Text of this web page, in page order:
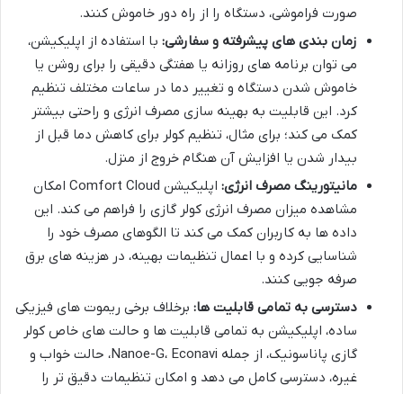
صورت فراموشی، دستگاه را از راه دور خاموش کنند.
زمان بندی های پیشرفته و سفارشی: با استفاده از اپلیکیشن،
می توان برنامه های روزانه یا هفتگی دقیقی را برای روشن یا
خاموش شدن دستگاه و تغییر دما در ساعات مختلف تنظیم
کرد. این قابلیت به بهینه سازی مصرف انرژی و راحتی بیشتر
کمک می کند؛ برای مثال، تنظیم کولر برای کاهش دما قبل از
بیدار شدن یا افزایش آن هنگام خروج از منزل.
مانیتورینگ مصرف انرژی:
اپلیکیشن Comfort Cloud امکان
مشاهده میزان مصرف انرژی کولر گازی را فراهم می کند. این
داده ها به کاربران کمک می کند تا الگوهای مصرف خود را
شناسایی کرده و با اعمال تنظیمات بهینه، در هزینه های برق
صرفه جویی کنند.
دسترسی به تمامی قابلیت ها: برخلاف برخی ریموت های فیزیکی
ساده، اپلیکیشن به تمامی قابلیت ها و حالت های خاص کولر
گازی پاناسونیک، از جمله Nanoe-G، Econavi، حالت خواب و
غیره، دسترسی کامل می دهد و امکان تنظیمات دقیق تر را